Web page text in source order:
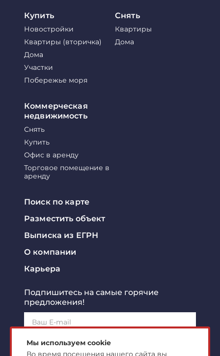
Купить
Новостройки
Квартиры (вторичка)
Дома
Участки
Побережье моря
Снять
Квартиры
Дома
Коммерческая
недвижимость
Снять
Купить
Офис в аренду
Торговое помещение в
аренду
Поиск по карте
Разместить объект
Выписка из ЕГРН
О компании
Карьера
Подпишитесь на самые горячие
предложения!
Подписаться!
Мы используем cookie
Во время посещения нашего сайта вы